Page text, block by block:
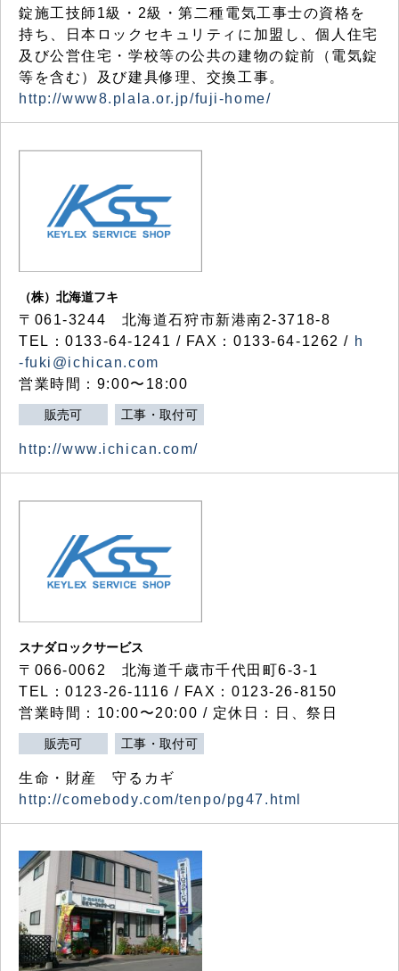
錠施工技師1級・2級・第二種電気工事士の資格を
持ち、日本ロックセキュリティに加盟し、個人住宅
及び公営住宅・学校等の公共の建物の錠前（電気錠
等を含む）及び建具修理、交換工事。
http://www8.plala.or.jp/fuji-home/
（株）北海道フキ
〒061-3244 北海道石狩市新港南2-3718-8
TEL：0133-64-1241 / FAX：0133-64-1262 / h
-fuki@ichican.com
営業時間：9:00〜18:00
販売可 工事・取付可
http://www.ichican.com/
スナダロックサービス
〒066-0062 北海道千歳市千代田町6-3-1
TEL：0123-26-1116 / FAX：0123-26-8150
営業時間：10:00〜20:00 / 定休日：日、祭日
販売可 工事・取付可
生命・財産 守るカギ
http://comebody.com/tenpo/pg47.html